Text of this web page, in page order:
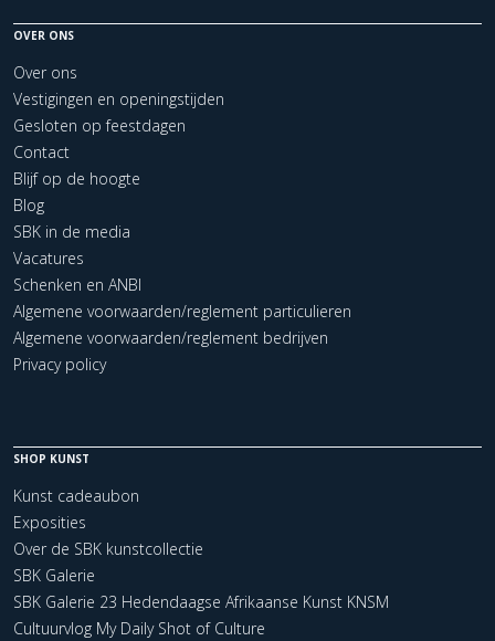
OVER ONS
Over ons
Vestigingen en openingstijden
Gesloten op feestdagen
Contact
Blijf op de hoogte
Blog
SBK in de media
Vacatures
Schenken en ANBI
Algemene voorwaarden/reglement particulieren
Algemene voorwaarden/reglement bedrijven
Privacy policy
SHOP KUNST
Kunst cadeaubon
Exposities
Over de SBK kunstcollectie
SBK Galerie
SBK Galerie 23 Hedendaagse Afrikaanse Kunst KNSM
Cultuurvlog My Daily Shot of Culture